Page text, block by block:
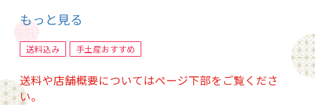
し上がりください。
もっと見る
送料込み 手土産おすすめ
送料や店舗概要についてはページ下部をご覧くださ
い。